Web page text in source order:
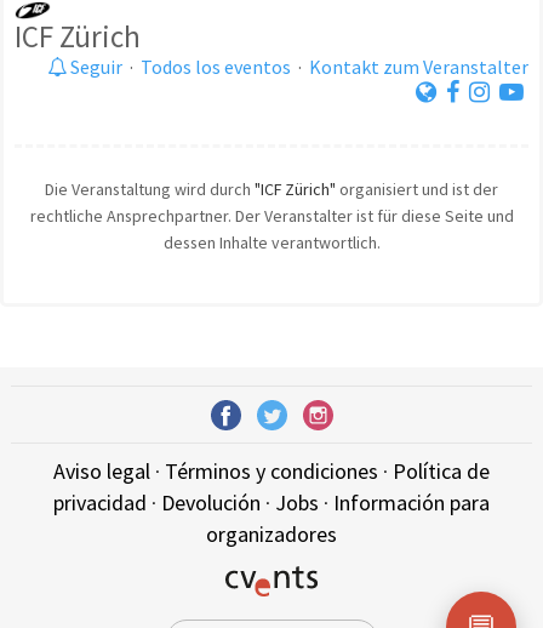
ICF Zürich
Seguir · Todos los eventos · Kontakt zum Veranstalter
Die Veranstaltung wird durch "ICF Zürich" organisiert und ist der
rechtliche Ansprechpartner. Der Veranstalter ist für diese Seite und
dessen Inhalte verantwortlich.
Aviso legal · Términos y condiciones · Política de
privacidad · Devolución · Jobs · Información para
organizadores